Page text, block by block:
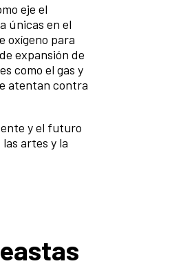
eje el
únicas en el
oxígeno para
expansión de
como el gas y
atentan contra
y el futuro
artes y la